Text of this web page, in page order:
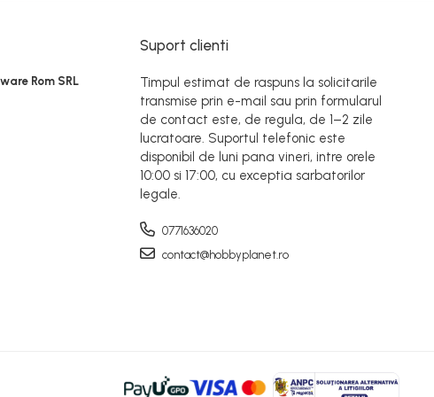
Rom SRL
Suport clienti
Timpul estimat de raspuns la solicitarile
transmise prin e-mail sau prin formularul
de contact este, de regula, de 1–2 zile
lucratoare. Suportul telefonic este
disponibil de luni pana vineri, intre orele
10:00 si 17:00, cu exceptia sarbatorilor
legale.
0771636020
contact@hobbyplanet.ro